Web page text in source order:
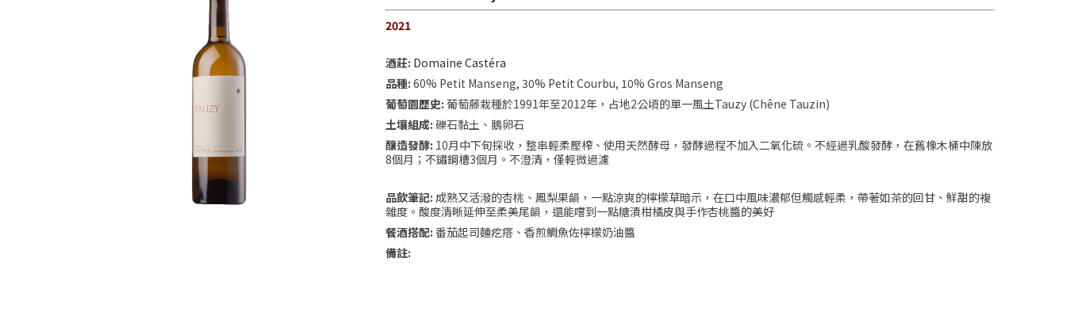
2021
酒莊: Domaine Castéra
品種: 60% Petit Manseng, 30% Petit Courbu, 10% Gros Manseng
葡萄園歷史: 葡萄藤栽種於1991年至2012年，占地2公頃的單一風土Tauzy (Chêne Tauzin)
土壤組成: 礫石黏土、鵝卵石
釀造發酵: 10月中下旬採收，整串輕柔壓榨、使用天然酵母，發酵過程不加入二氧化硫。不經過乳酸發酵，在舊橡木桶中陳放
8個月；不鏽鋼槽3個月。不澄清，僅輕微過濾
品飲筆記: 成熟又活潑的杏桃、鳳梨果韻，一點涼爽的檸檬草暗示，在口中風味濃郁但觸感輕柔，帶著如茶的回甘、鮮甜的複
雜度。酸度清晰延伸至柔美尾韻，還能嚐到一點糖漬柑橘皮與手作杏桃醬的美好
餐酒搭配: 番茄起司麵疙瘩、香煎鯛魚佐檸檬奶油醬
備註: